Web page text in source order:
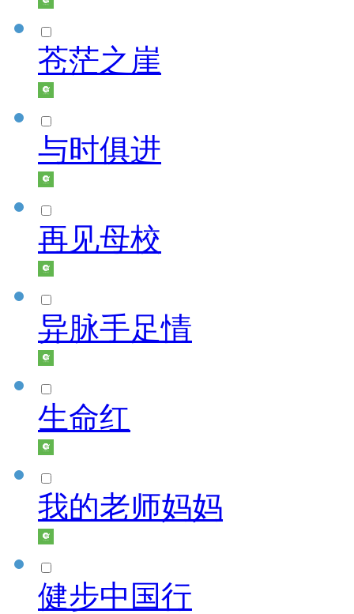
苍茫之崖
与时俱进
再见母校
异脉手足情
生命红
我的老师妈妈
健步中国行